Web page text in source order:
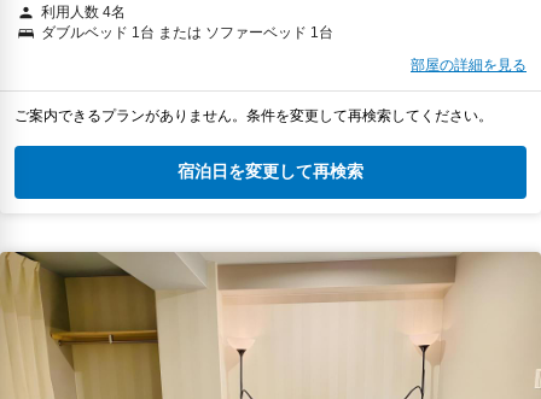
利用人数 4名
ダブルベッド 1台 または ソファーベッド 1台
部屋の詳細を見る
ご案内できるプランがありません。条件を変更して再検索してください。
宿泊日を変更して再検索